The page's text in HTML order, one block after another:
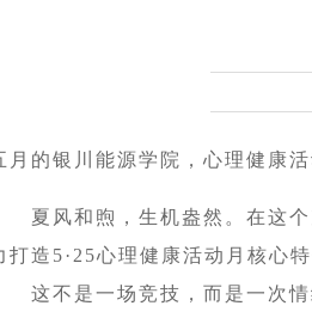
月的银川能源学院，心理健康
夏风和煦，生机盎然。在这
打造5·25心理健康活动月核心
这不是一场竞技，而是一次情